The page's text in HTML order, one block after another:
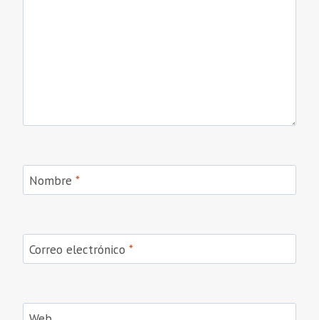
Nombre *
Correo electrónico *